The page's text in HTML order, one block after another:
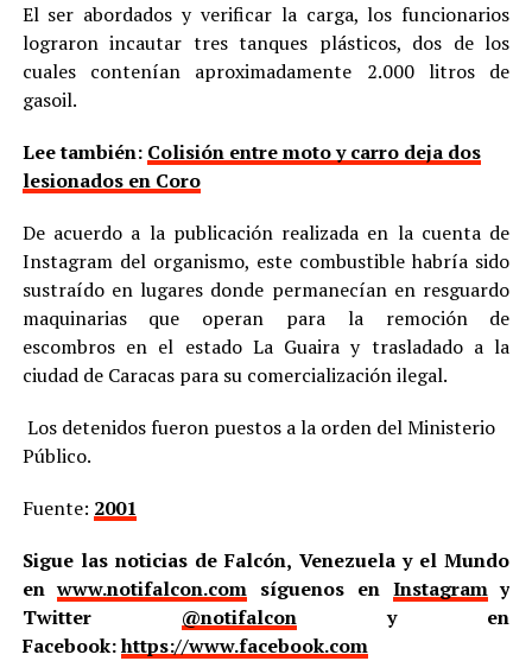
El ser abordados y verificar la carga, los funcionarios
lograron incautar tres tanques plásticos, dos de los
cuales contenían aproximadamente 2.000 litros de
gasoil.
Lee también: Colisión entre moto y carro deja dos
lesionados en Coro
De acuerdo a la publicación realizada en la cuenta de
Instagram del organismo, este combustible habría sido
sustraído en lugares donde permanecían en resguardo
maquinarias que operan para la remoción de
escombros en el estado La Guaira y trasladado a la
ciudad de Caracas para su comercialización ilegal.
Los detenidos fueron puestos a la orden del Ministerio
Público.
Fuente: 2001
Sigue las noticias de Falcón, Venezuela y el Mundo
enwww.notifalcon.com síguenos en Instagramy
Twitter @notifalcony en
Facebook:https://www.facebook.com